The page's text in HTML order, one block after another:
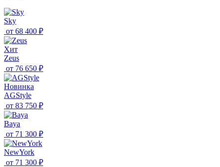
Sky
от 68 400 ₽
Хит
Zeus
от 76 650 ₽
Новинка
AGStyle
от 83 750 ₽
Baya
от 71 300 ₽
NewYork
от 71 300 ₽